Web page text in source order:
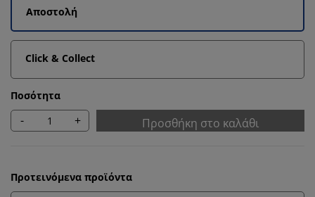
Αποστολή
Click & Collect
Ποσότητα
- + Προσθήκη στο καλάθι
Προτεινόμενα προϊόντα